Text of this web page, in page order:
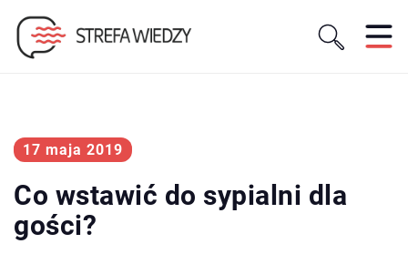
17 maja 2019
Co wstawić do sypialni dla
gości?